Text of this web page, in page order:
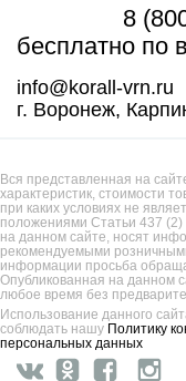
8
бесплатно по
info@korall-vrn.ru
г. Воронеж,
Вся представленная на
характеристик, стоимости
при каких условиях не
положениями Статьи 437 (2)
на данном сайте, носят
рекомендуемыми
информации просьба
Опубликованная на данном
любое время без
Использование данного
соблюдать нашу Политику
персональных данных